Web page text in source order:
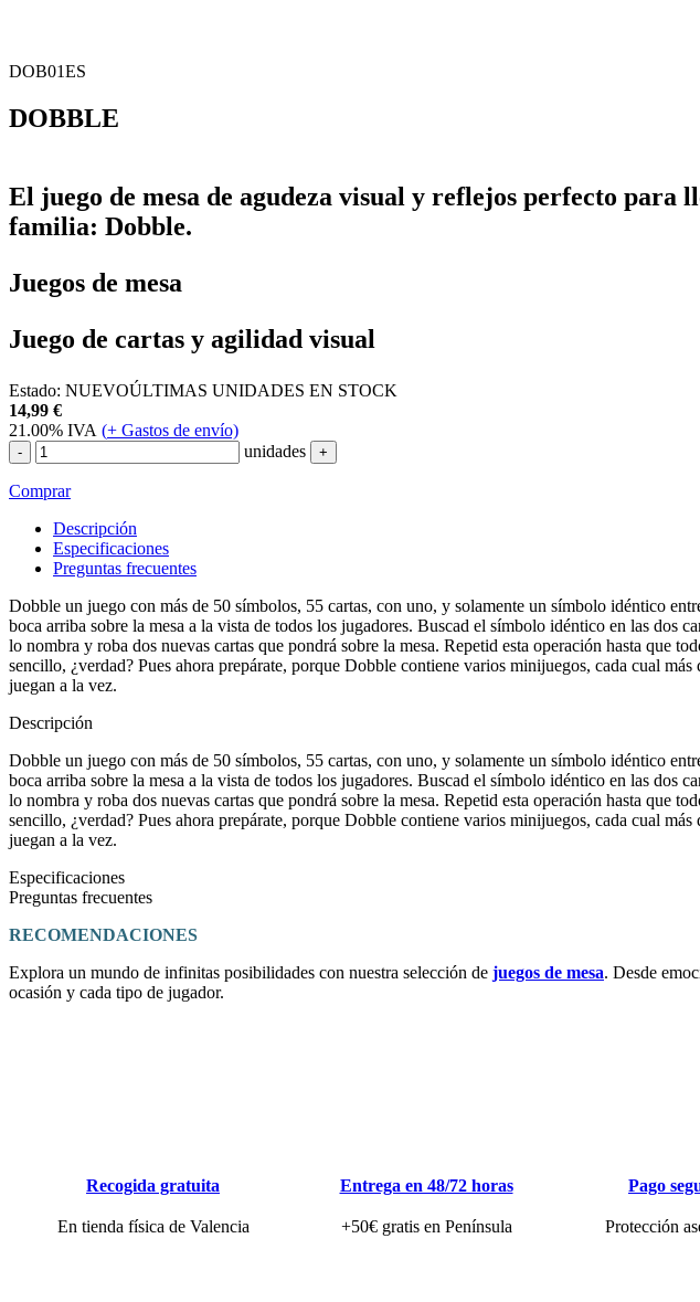
DOB01ES
DOBBLE
El juego de mesa de agudeza visual y reflejos perfecto
familia: Dobble.
Juegos de mesa
Juego de cartas y agilidad visual
Estado: NUEVOÚLTIMAS UNIDADES EN STOCK
14,99 €
21.00% IVA (+ Gastos de envío)
- unidades +
Comprar
Descripción
Especificaciones
Preguntas frecuentes
Dobble un juego con más de 50 símbolos, 55 cartas, con uno, y solamente un símbolo idéntico
boca arriba sobre la mesa a la vista de todos los jugadores. Buscad el símbolo idéntico en las
lo nombra y roba dos nuevas cartas que pondrá sobre la mesa. Repetid esta operación hasta que
sencillo, ¿verdad? Pues ahora prepárate, porque Dobble contiene varios minijuegos, cada cual
juegan a la vez.
Descripción
Dobble un juego con más de 50 símbolos, 55 cartas, con uno, y solamente un símbolo idéntico
boca arriba sobre la mesa a la vista de todos los jugadores. Buscad el símbolo idéntico en las
lo nombra y roba dos nuevas cartas que pondrá sobre la mesa. Repetid esta operación hasta que
sencillo, ¿verdad? Pues ahora prepárate, porque Dobble contiene varios minijuegos, cada cual
juegan a la vez.
Especificaciones
Preguntas frecuentes
RECOMENDACIONES
Explora un mundo de infinitas posibilidades con nuestra selección de juegos de mesa. Desde
ocasión y cada tipo de jugador.
Recogida gratuita Entrega en 48/72 horas Pago
En tienda física de Valencia +50€ gratis en Península Protección